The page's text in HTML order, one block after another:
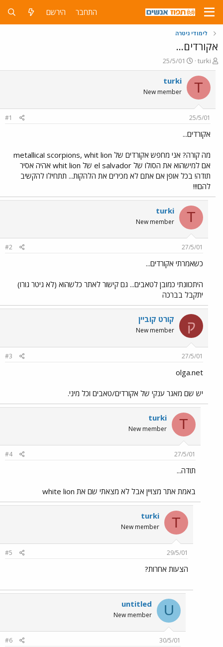
התחבר הירשם
לימודי גיטרה
אקורדים...
פ
ו
ת
ח
ה
ש
א
turki
פ
ו
25/5/01
T
turki
New member
25/5/01
#1
אקורדים...
מה קורה? אני מחפש אקורדים של scorpions, whit lion וmetallica
אם למישהוא את הסולו של el salvador של whit lion אהיה אסיר
תודה! בכל אופן אם אתם לא מכירים את הלהקות... תתחילו להקשיב
להם!!!
T
turki
New member
27/5/01
#2
כשאמרתי אקורדים...
היתכוונתי כמובן לטאבים... גם קישור לאתר כלשהוא (לא גיטר גורו)
יתקבל בברכה
ק קורט קוביין
New member
27/5/01
#3
olga.net
יש שם מאגר ענקי של אקורדים/טאבים וכל מיני.
T
turki
New member
27/5/01
#4
תודה...
באמת אתר מצויין אבל לא מצאתי שם את white lion
T
turki
New member
29/5/01
#5
הצעות אחרות?
U
untitled
New member
30/5/01
#6